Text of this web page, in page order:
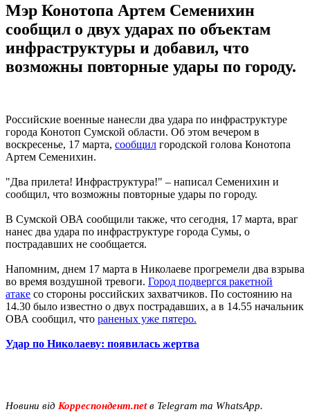
Мэр Конотопа Артем Семенихин
сообщил о двух ударах по объектам
инфраструктуры и добавил, что
возможны повторные удары по городу.
Российские военные нанесли два удара по инфраструктуре
города Конотоп Сумской области. Об этом вечером в
воскресенье, 17 марта, сообщил городской голова Конотопа
Артем Семенихин.
"Два прилета! Инфраструктура!" – написал Семенихин и
сообщил, что возможны повторные удары по городу.
В Сумской ОВА сообщили также, что сегодня, 17 марта, враг
нанес два удара по инфраструктуре города Сумы, о
пострадавших не сообщается.
Напомним, днем 17 марта в Николаеве прогремели два взрыва
во время воздушной тревоги. Город подвергся ракетной
атаке со стороны российских захватчиков. По состоянию на
14.30 было известно о двух пострадавших, а в 14.55 начальник
ОВА сообщил, что раненых уже пятеро.
Удар по Николаеву: появилась жертва
Новини від Корреспондент.netв Telegram та WhatsApp.